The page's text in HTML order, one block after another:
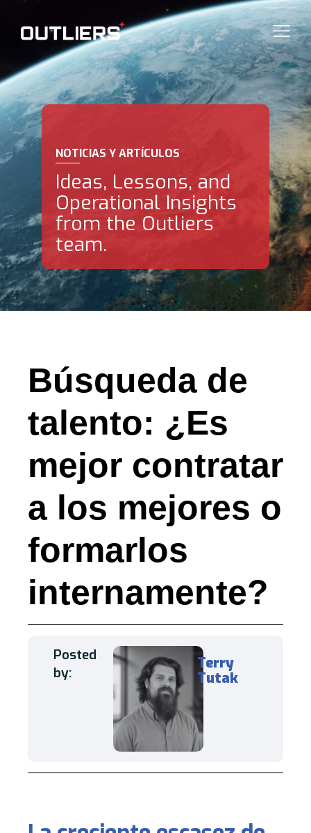
NOTICIAS Y ARTÍCULOS
Ideas, Lessons, and
Operational Insights
from the Outliers
team.
Búsqueda de
talento: ¿Es
mejor contratar
a los mejores o
formarlos
internamente?
Posted
by:
Terry
Tutak